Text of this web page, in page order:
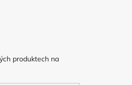
produktech na